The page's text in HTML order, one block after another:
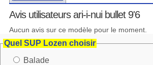
Avis utilisateurs ari-i-nui bullet 9'6
Aucun avis sur ce modèle pour le moment.
Quel SUP Lozen choisir
Balade